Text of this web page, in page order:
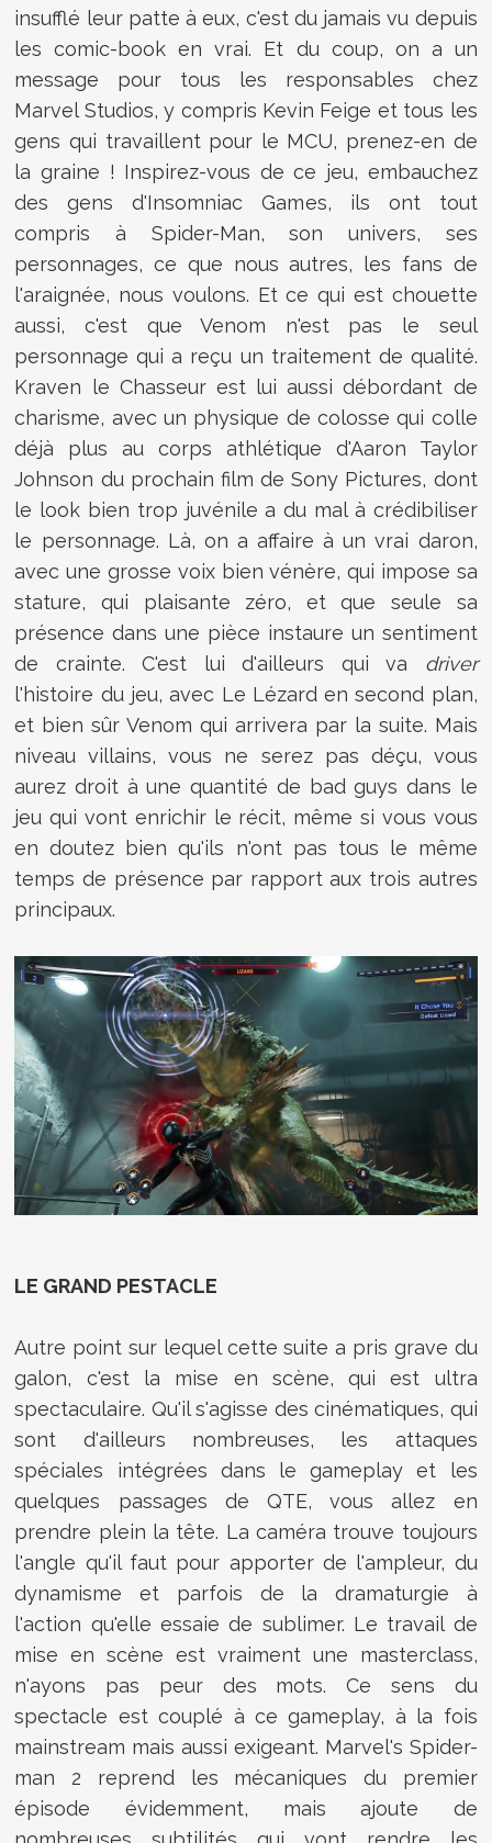
insufflé leur patte à eux, c'est du jamais vu depuis
les comic-book en vrai. Et du coup, on a un
message pour tous les responsables chez
Marvel Studios, y compris Kevin Feige et tous les
gens qui travaillent pour le MCU, prenez-en de
la graine ! Inspirez-vous de ce jeu, embauchez
des gens d'Insomniac Games, ils ont tout
compris à Spider-Man, son univers, ses
personnages, ce que nous autres, les fans de
l'araignée, nous voulons. Et ce qui est chouette
aussi, c'est que Venom n'est pas le seul
personnage qui a reçu un traitement de qualité.
Kraven le Chasseur est lui aussi débordant de
charisme, avec un physique de colosse qui colle
déjà plus au corps athlétique d'Aaron Taylor
Johnson du prochain film de Sony Pictures, dont
le look bien trop juvénile a du mal à crédibiliser
le personnage. Là, on a affaire à un vrai daron,
avec une grosse voix bien vénère, qui impose sa
stature, qui plaisante zéro, et que seule sa
présence dans une pièce instaure un sentiment
de crainte. C'est lui d'ailleurs qui va driver
l'histoire du jeu, avec Le Lézard en second plan,
et bien sûr Venom qui arrivera par la suite. Mais
niveau villains, vous ne serez pas déçu, vous
aurez droit à une quantité de bad guys dans le
jeu qui vont enrichir le récit, même si vous vous
en doutez bien qu'ils n'ont pas tous le même
temps de présence par rapport aux trois autres
principaux.
LE GRAND PESTACLE
Autre point sur lequel cette suite a pris grave du
galon, c'est la mise en scène, qui est ultra
spectaculaire. Qu'il s'agisse des cinématiques, qui
sont d'ailleurs nombreuses, les attaques
spéciales intégrées dans le gameplay et les
quelques passages de QTE, vous allez en
prendre plein la tête. La caméra trouve toujours
l'angle qu'il faut pour apporter de l'ampleur, du
dynamisme et parfois de la dramaturgie à
l'action qu'elle essaie de sublimer. Le travail de
mise en scène est vraiment une masterclass,
n'ayons pas peur des mots. Ce sens du
spectacle est couplé à ce gameplay, à la fois
mainstream mais aussi exigeant. Marvel's Spider-
man 2 reprend les mécaniques du premier
épisode évidemment, mais ajoute de